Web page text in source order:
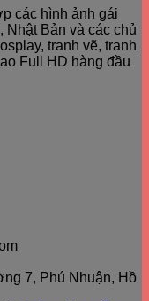
các hình ảnh gái
Nhật Bản và các chủ
tranh vẽ, tranh
Full HD hàng đầu
7, Phú Nhuận, Hồ